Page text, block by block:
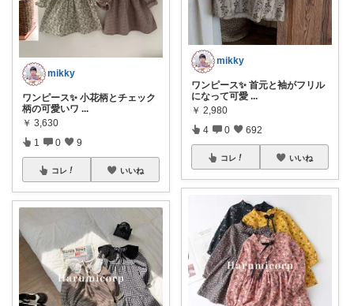
mikky
ワンピース✨ 小花柄とチェック
柄の可愛いワ ...
￥ 3,630
1 0 9
コレ いいね
mikky
ワンピース✨ 首元と袖がフリル
になって可愛 ...
￥ 2,980
4 0 692
コレ いいね